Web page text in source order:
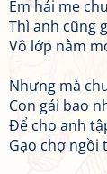
Em hái me
Thì anh cũng
Vô lớp nằm
Nhưng mà
Con gái bao
Để cho anh
Gạo chợ